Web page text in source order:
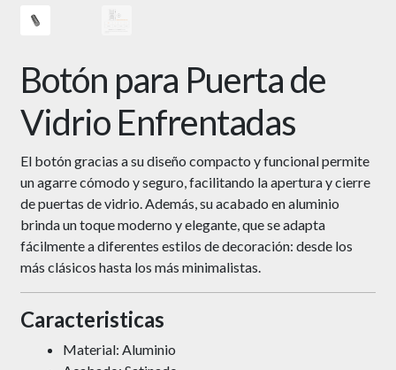
Botón para Puerta de
Vidrio Enfrentadas
El botón gracias a su diseño compacto y funcional permite
un agarre cómodo y seguro, facilitando la apertura y cierre
de puertas de vidrio. Además, su acabado en aluminio
brinda un toque moderno y elegante, que se adapta
fácilmente a diferentes estilos de decoración: desde los
más clásicos hasta los más minimalistas.
Caracteristicas
Material: Aluminio